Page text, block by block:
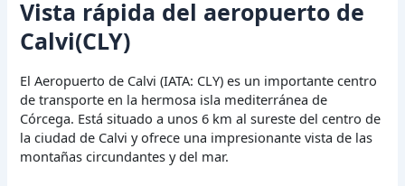
Vista rápida del aeropuerto de
Calvi(CLY)
El Aeropuerto de Calvi (IATA: CLY) es un importante centro
de transporte en la hermosa isla mediterránea de
Córcega. Está situado a unos 6 km al sureste del centro de
la ciudad de Calvi y ofrece una impresionante vista de las
montañas circundantes y del mar.